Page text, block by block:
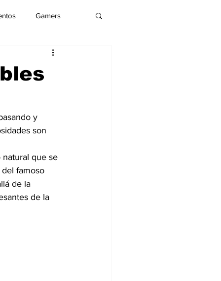
Gamers
DJing
y
son
natural que se
famoso
de la
de la